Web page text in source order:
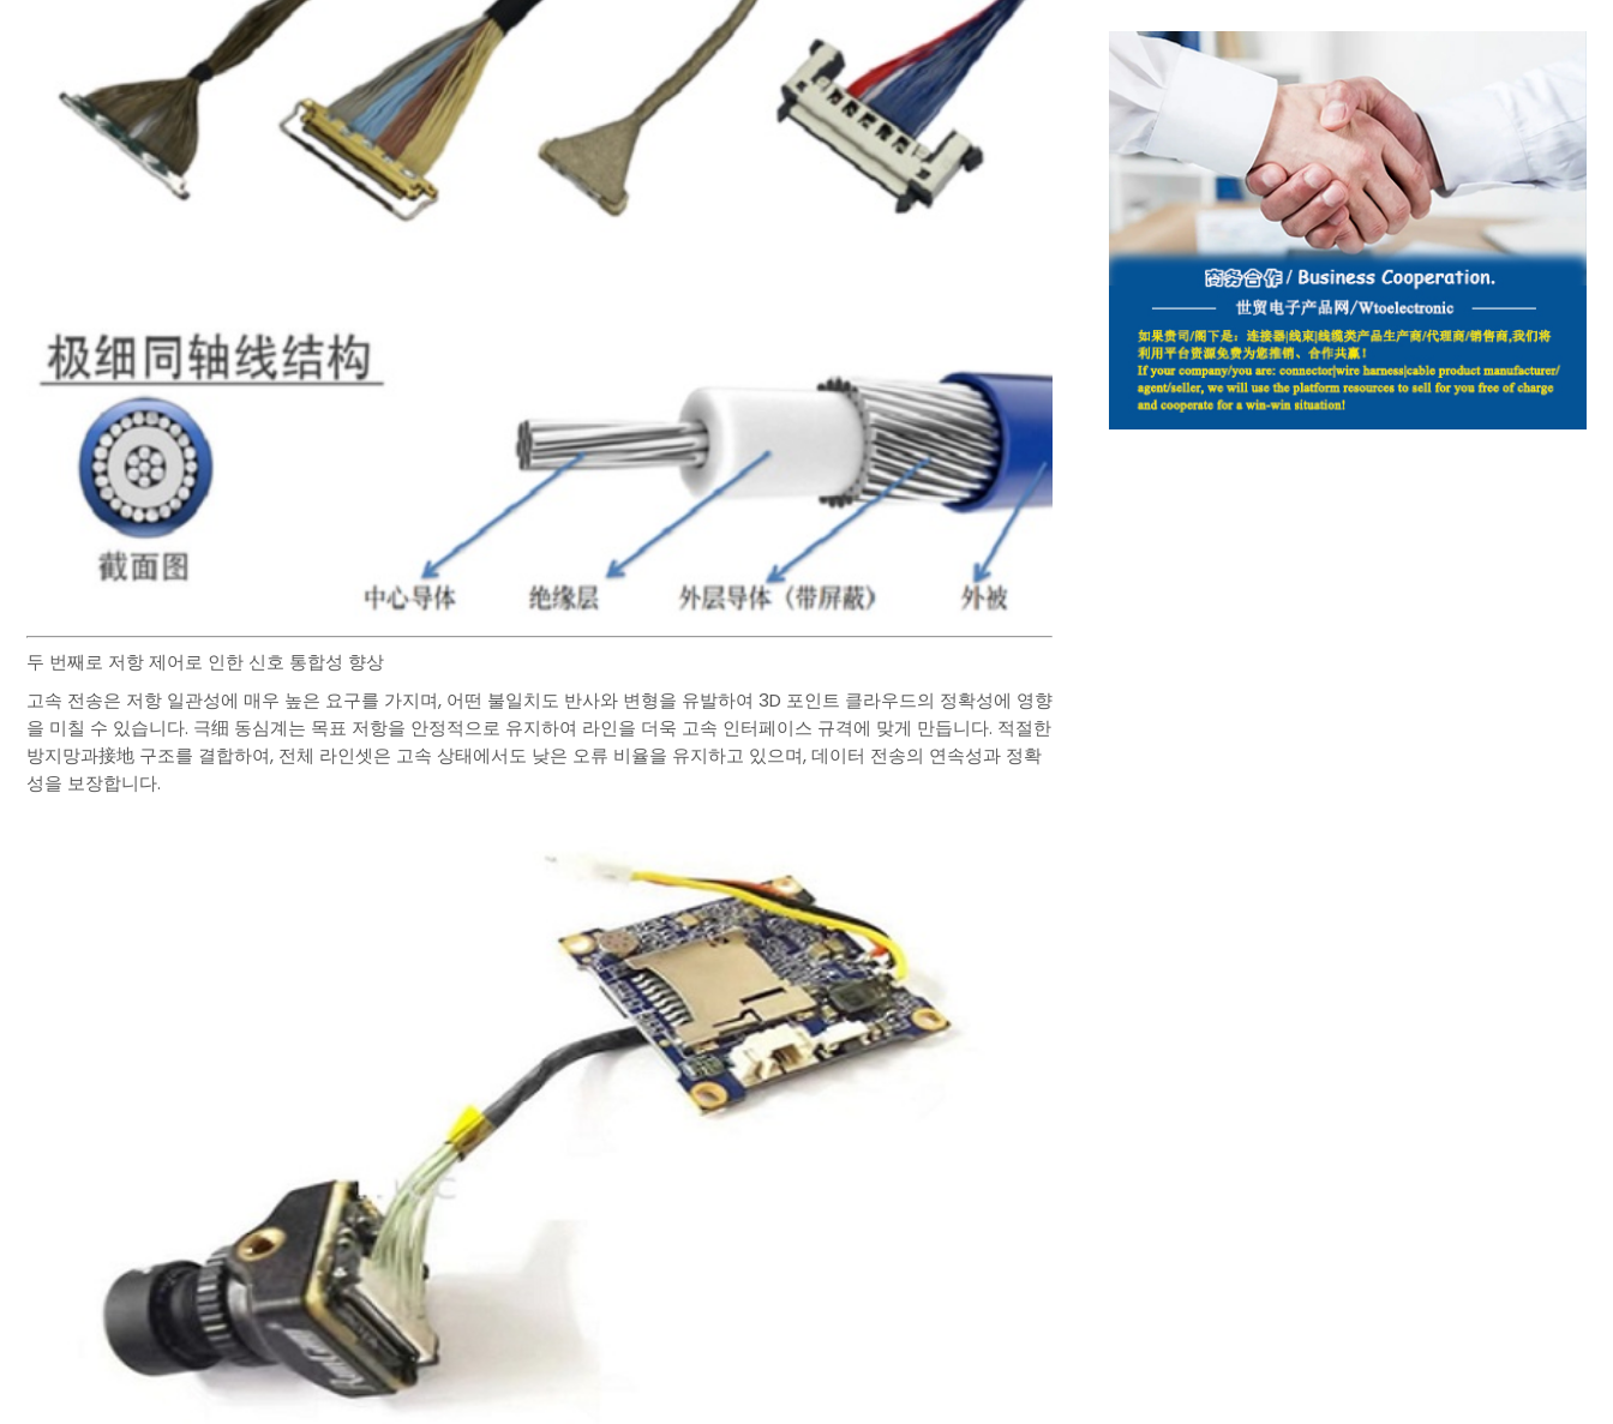
두 번째로 저항 제어로 인한 신호 통합성 향상
고속 전송은 저항 일관성에 매우 높은 요구를 가지며, 어떤 불일치도 반사와 변형을 유발하여 3D 포인트 클라우드의 정확성에 영향
을 미칠 수 있습니다. 극细 동심계는 목표 저항을 안정적으로 유지하여 라인을 더욱 고속 인터페이스 규격에 맞게 만듭니다. 적절한
방지망과接地 구조를 결합하여, 전체 라인셋은 고속 상태에서도 낮은 오류 비율을 유지하고 있으며, 데이터 전송의 연속성과 정확
성을 보장합니다.